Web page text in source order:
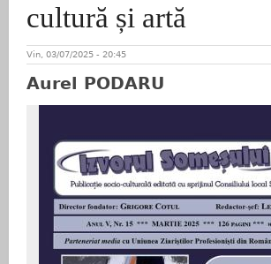
cultură și artă
Vin, 03/07/2025 - 20:45
Aurel PODARU